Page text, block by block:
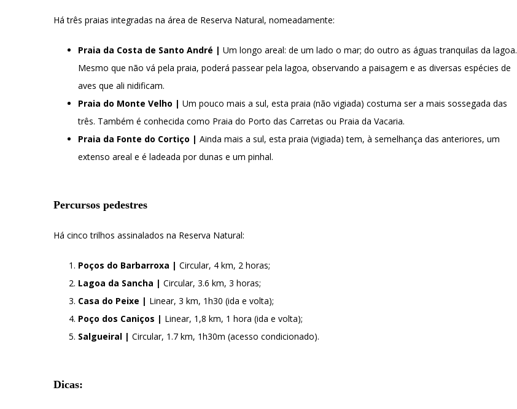
Há três praias integradas na área de Reserva Natural, nomeadamente:
Praia da Costa de Santo André | Um longo areal: de um lado o mar; do outro as águas tranquilas da lagoa.
Mesmo que não vá pela praia, poderá passear pela lagoa, observando a paisagem e as diversas espécies de
aves que ali nidificam.
Praia do Monte Velho | Um pouco mais a sul, esta praia (não vigiada) costuma ser a mais sossegada das
três. Também é conhecida como Praia do Porto das Carretas ou Praia da Vacaria.
Praia da Fonte do Cortiço | Ainda mais a sul, esta praia (vigiada) tem, à semelhança das anteriores, um
extenso areal e é ladeada por dunas e um pinhal.
Percursos pedestres
Há cinco trilhos assinalados na Reserva Natural:
Poços do Barbarroxa | Circular, 4 km, 2 horas;
Lagoa da Sancha | Circular, 3.6 km, 3 horas;
Casa do Peixe | Linear, 3 km, 1h30 (ida e volta);
Poço dos Caniços | Linear, 1,8 km, 1 hora (ida e volta);
Salgueiral | Circular, 1.7 km, 1h30m (acesso condicionado).
Dicas: